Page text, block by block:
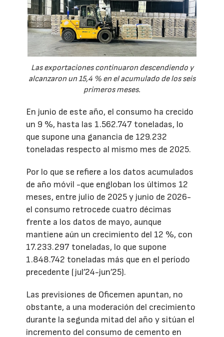
Las exportaciones continuaron descendiendo y
alcanzaron un 15,4 % en el acumulado de los seis
primeros meses.
En junio de este año, el consumo ha crecido
un 9 %, hasta las 1.562.747 toneladas, lo
que supone una ganancia de 129.232
toneladas respecto al mismo mes de 2025.
Por lo que se refiere a los datos acumulados
de año móvil -que engloban los últimos 12
meses, entre julio de 2025 y junio de 2026-
el consumo retrocede cuatro décimas
frente a los datos de mayo, aunque
mantiene aún un crecimiento del 12 %, con
17.233.297 toneladas, lo que supone
1.848.742 toneladas más que en el período
precedente (jul’24-jun’25).
Las previsiones de Oficemen apuntan, no
obstante, a una moderación del crecimiento
durante la segunda mitad del año y sitúan el
incremento del consumo de cemento en